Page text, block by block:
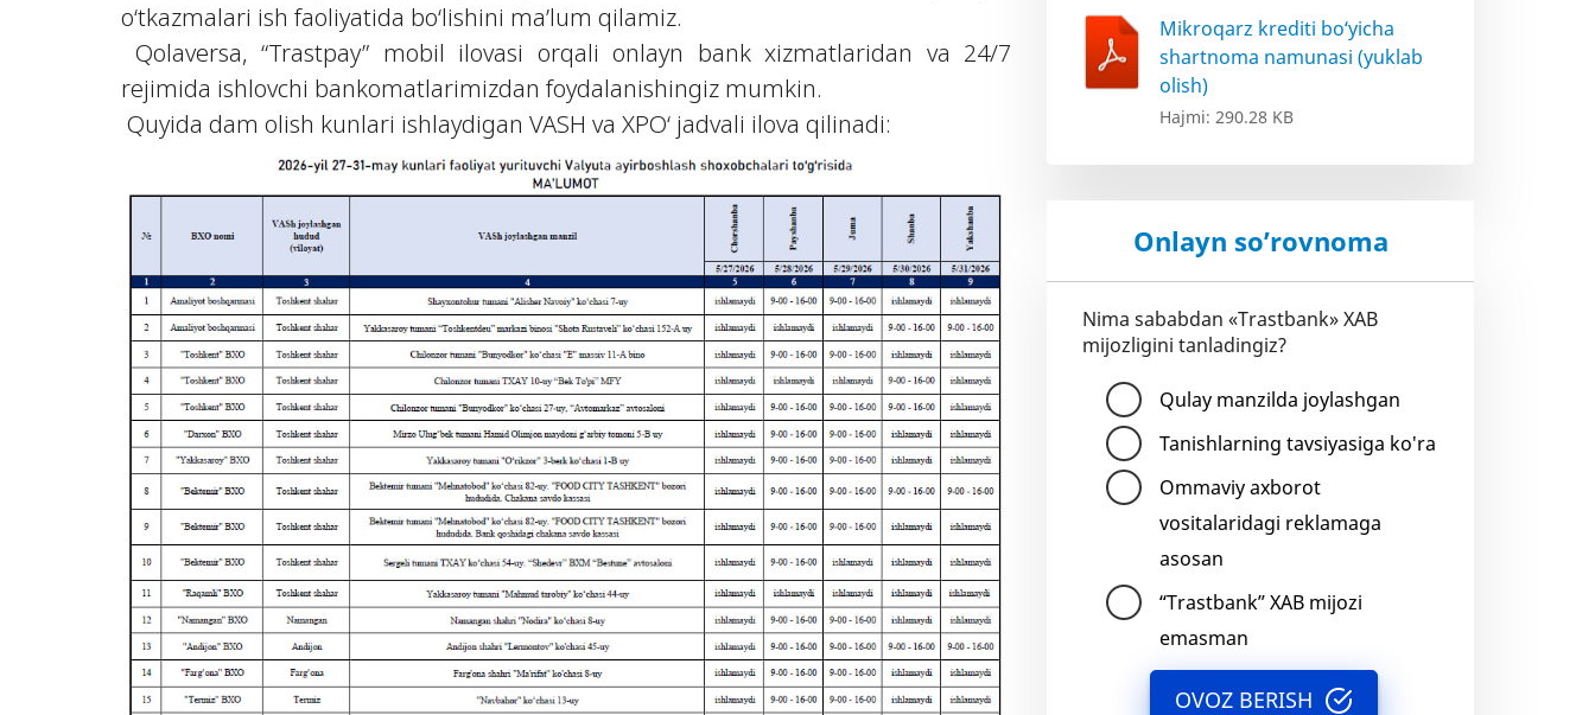
o‘tkazmalari ish faoliyatida bo‘lishini ma’lum qilamiz.
Qolaversa, “Trastpay” mobil ilovasi orqali onlayn bank xizmatlaridan va 24/7
rejimida ishlovchi bankomatlarimizdan foydalanishingiz mumkin.
Quyida dam olish kunlari ishlaydigan VASH va XPO‘ jadvali ilova qilinadi:
Mikroqarz krediti bo‘yicha
shartnoma namunasi (yuklab
olish)
Hajmi: 290.28 KB
Onlayn so’rovnoma
Nima sababdan «Trastbank» XAB
mijozligini tanladingiz?
Qulay manzilda joylashgan
Tanishlarning tavsiyasiga ko'ra
Ommaviy axborot
vositalaridagi reklamaga
asosan
“Trastbank” XAB mijozi
emasman
OVOZ BERISH